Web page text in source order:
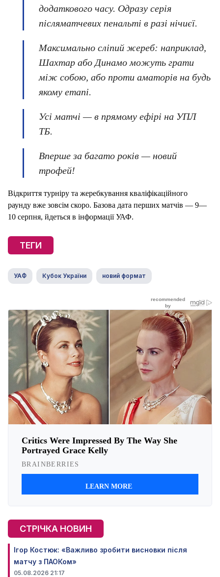
додаткового часу. Одразу серія
післяматчевих пенальті в разі нічиєї.
Максимально сліпий жереб: наприклад,
Шахтар або Динамо можуть грати
між собою, або проти аматорів на будь
якому етапі.
Усі матчі — в прямому ефірі на УПЛ
ТБ.
Вперше за багато років — новий
трофей!
Відкриття турніру та жеребкування кваліфікаційного
раунду вже зовсім скоро. Базова дата перших матчів — 9—
10 серпня, йдеться в інформації УАФ.
ТЕГИ
УАФ Кубок України новий формат
СТРІЧКА НОВИН
Ігор Костюк: «Важливо зробити висновки після
матчу з ПАОКом»
05.08.2026 21:17